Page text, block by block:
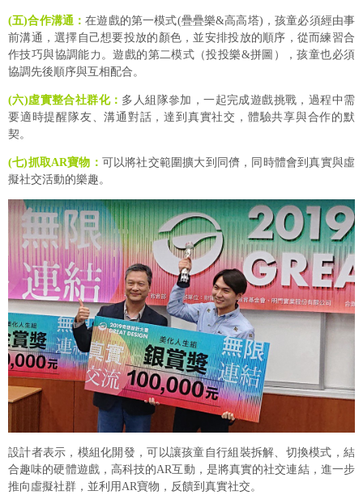
(五)合作溝通：在遊戲的第一模式(疊疊樂&高高塔)，孩童必須經由事
前溝通，選擇自己想要投放的顏色，並安排投放的順序，從而練習合
作技巧與協調能力。遊戲的第二模式（投投樂&拼圖），孩童也必須
協調先後順序與互相配合。
(六)虛實整合社群化： 多人組隊參加，一起完成遊戲挑戰，過程中需
要適時提醒隊友、溝通對話，達到真實社交，體驗共享與合作的默
契。
(七)抓取AR寶物： 可以將社交範圍擴大到同儕，同時體會到真實與虛
擬社交活動的樂趣。
設計者表示，模組化開發，可以讓孩童自行組裝拆解、切換模式，結
合趣味的硬體遊戲，高科技的AR互動，是將真實的社交連結，進一步
推向虛擬社群，並利用AR寶物，反饋到真實社交。